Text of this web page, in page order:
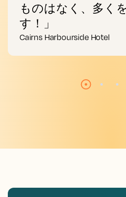
ものはなく、多く
す！」
Cairns Harbourside Hotel